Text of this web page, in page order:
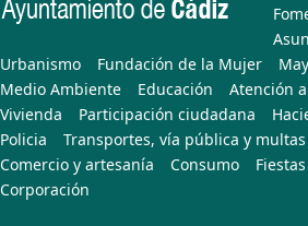
Urbanismo
Fundación de la Mujer
Medio Ambiente
Educación Atención
Vivienda
Participación ciudadana
Policia
Transportes, vía pública y multas
Comercio y artesanía
Consumo Fiestas
Corporación